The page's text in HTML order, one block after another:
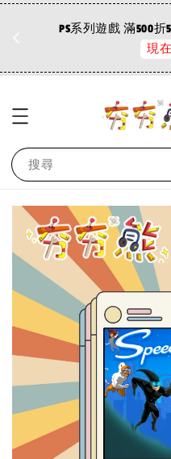
PS系列遊戲 滿500
現
搜尋